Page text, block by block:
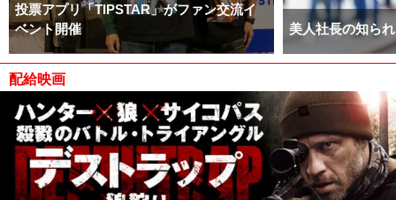
投票アプリ「TIPSTAR」がファン交流イ
ベント開催
美人社長の知ら
配給映画